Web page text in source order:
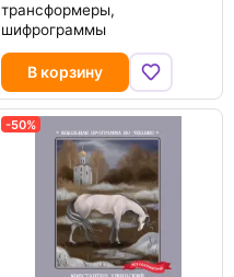
трансформеры,
шифрограммы
В корзину
-50%